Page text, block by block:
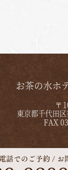
お茶の水ホ
〒
東京都千代田
FAX